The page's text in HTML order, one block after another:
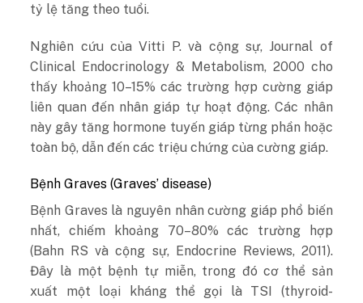
tỷ lệ tăng theo tuổi.
Nghiên cứu của Vitti P. và cộng sự, Journal of
Clinical Endocrinology & Metabolism, 2000 cho
thấy khoảng 10–15% các trường hợp cường giáp
liên quan đến nhân giáp tự hoạt động. Các nhân
này gây tăng hormone tuyến giáp từng phần hoặc
toàn bộ, dẫn đến các triệu chứng của cường giáp.
Bệnh Graves (Graves’ disease)
Bệnh Graves là nguyên nhân cường giáp phổ biến
nhất, chiếm khoảng 70–80% các trường hợp
(Bahn RS và cộng sự, Endocrine Reviews, 2011).
Đây là một bệnh tự miễn, trong đó cơ thể sản
xuất một loại kháng thể gọi là TSI (thyroid-